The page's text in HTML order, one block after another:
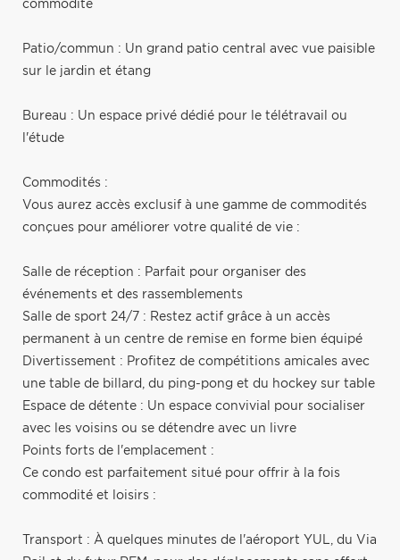
commodité
Patio/commun : Un grand patio central avec vue paisible
sur le jardin et étang
Bureau : Un espace privé dédié pour le télétravail ou
l'étude
Commodités :
Vous aurez accès exclusif à une gamme de commodités
conçues pour améliorer votre qualité de vie :
Salle de réception : Parfait pour organiser des
événements et des rassemblements
Salle de sport 24/7 : Restez actif grâce à un accès
permanent à un centre de remise en forme bien équipé
Divertissement : Profitez de compétitions amicales avec
une table de billard, du ping-pong et du hockey sur table
Espace de détente : Un espace convivial pour socialiser
avec les voisins ou se détendre avec un livre
Points forts de l'emplacement :
Ce condo est parfaitement situé pour offrir à la fois
commodité et loisirs :
Transport : À quelques minutes de l'aéroport YUL, du Via